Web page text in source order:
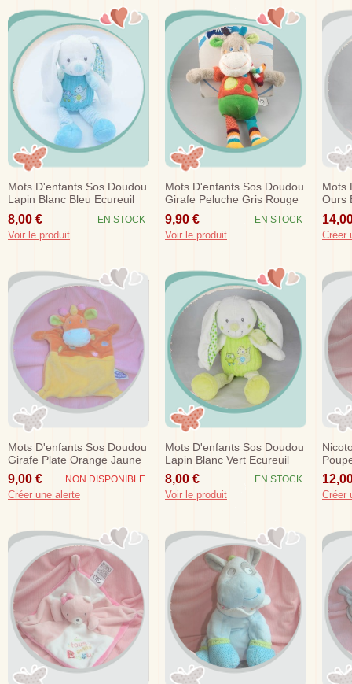
Mots D'enfants Sos Doudou
Lapin Blanc Bleu Ecureuil
Hibou
8,00 € EN STOCK
Voir le produit
Mots D'enfants Sos Doudou
Girafe Peluche Gris Rouge
Vert Rond
9,90 € EN STOCK
Voir le produit
Mots
Ours
Bleu
Créer
Mots D'enfants Sos Doudou
Girafe Plate Orange Jaune
Truffe Bleu
9,00 € NON DISPONIBLE
Créer une alerte
Mots D'enfants Sos Doudou
Lapin Blanc Vert Ecureuil
Hibou
8,00 € EN STOCK
Voir le produit
Coeur
Créer